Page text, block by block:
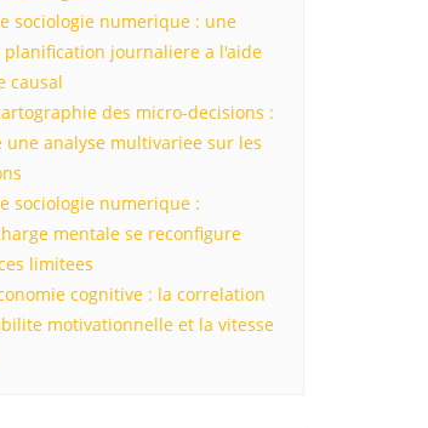
sociologie numerique : une
planification journaliere a l'aide
causal
des micro-decisions :
une analyse multivariee sur les
sociologie numerique :
mentale se reconfigure
limitees
cognitive : la correlation
motivationnelle et la vitesse